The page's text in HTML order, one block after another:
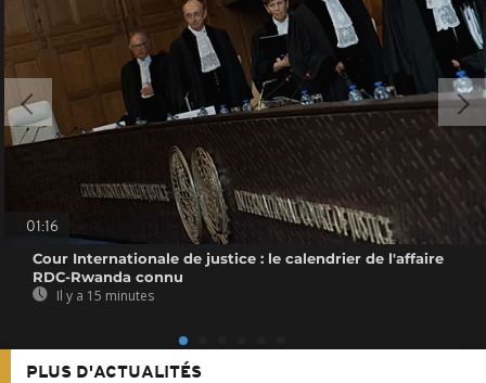
01:16
Cour Internationale de justice : le calendrier de l'affaire
RDC-Rwanda connu
Il y a 15 minutes
PLUS D'ACTUALITÉS